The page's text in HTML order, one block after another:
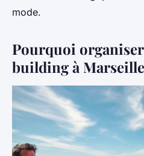
mode.
Pourquoi
building à